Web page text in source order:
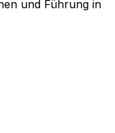
und Führung in